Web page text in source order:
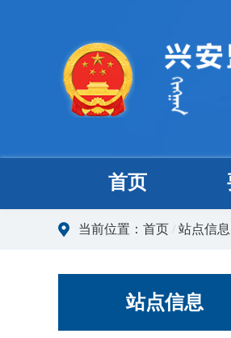
首页
当前位置： 首页 / 站点信息
站点信息